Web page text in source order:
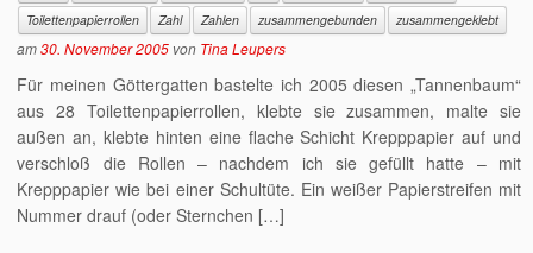
Toilettenpapierrollen
Zahl Zahlen zusammengebunden zusammengeklebt
am30. November 2005 von Tina Leupers
Für meinen Göttergatten bastelte ich 2005 diesen „Tannenbaum“
aus 28 Toilettenpapierrollen, klebte sie zusammen, malte sie
außen an, klebte hinten eine flache Schicht Krepppapier auf und
verschloß die Rollen – nachdem ich sie gefüllt hatte – mit
Krepppapier wie bei einer Schultüte. Ein weißer Papierstreifen mit
Nummer drauf (oder Sternchen […]